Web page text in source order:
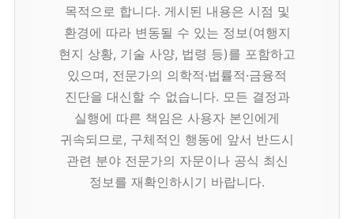
목적으로 합니다. 게시된 내용은 시점 및
환경에 따라 변동될 수 있는 정보(여행지
현지 상황, 기술 사양, 법령 등)를 포함하고
있으며, 전문가의 의학적·법률적·금융적
진단을 대신할 수 없습니다. 모든 결정과
실행에 따른 책임은 사용자 본인에게
귀속되므로, 구체적인 행동에 앞서 반드시
관련 분야 전문가의 자문이나 공식 최신
정보를 재확인하시기 바랍니다.